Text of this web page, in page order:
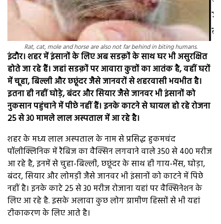
Rat, cat, mole and horse are also not far behind in biting humans.
इंदौर। शहर में इंसानों के लिए अब सडक़ों के साथ घर भी असुरक्षित
होते जा रहे हैं। जहां सडक़ों पर आवारा कुत्तों का आतंक है, वहीं घरों
में चूहा, बिल्ली और छछूंदर जैसे जानवरों से शहरवासी भयभीत है।
इतना ही नहीं घोड़े, बंदर और सियार जैसे जानवर भी इंसानों को
नुकसान पहुंचाने में पीछे नहीं हैं। इनके काटने से घायल हो रहे रोजना
25 से 30 मामले लाल अस्पताल में आ रहे है।
शहर के मध्य लाल अस्पताल के नाम से प्रसिद्ध हुकमचंद
पॉलीक्लिनिक में रैबिज का वैक्सिन लगवाने वाले 350 से 400 मरीज
आ रहे है, इनमें से चुहा-बिल्ली, छछूंदर के साथ ही गाय-भैंस, घोड़ा,
बंदर, सियार और लोमड़ी जैसे जानवर भी इंसानों को काटने में पिछे
नहीं है। इनके काटे 25 से 30 मरीज रोजाना यहां पर वैक्सिनेशन के
लिए आ रहे है. इसके अलावा कुछ लोग ग्रामीण हिस्सों से भी यहां
टीकाकरण के लिए आते है।